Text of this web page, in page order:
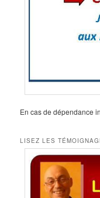
En cas de dépendance
LISEZ LES